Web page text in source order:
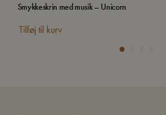
Smykkeskrin med musik – Unicorn
Tilføj til kurv